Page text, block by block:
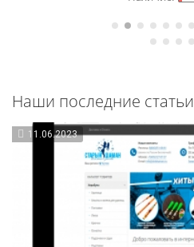
Наши последние статьи
11.06.2023